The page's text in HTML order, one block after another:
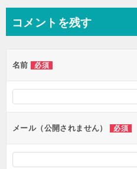
ビ
ー
シ
ン
コメントを残す
名前 必須
メール（公開されません） 必須